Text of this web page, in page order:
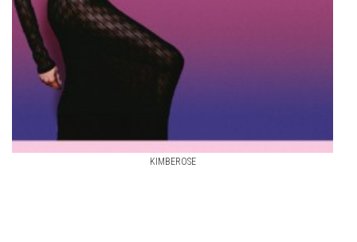
KIMBEROSE